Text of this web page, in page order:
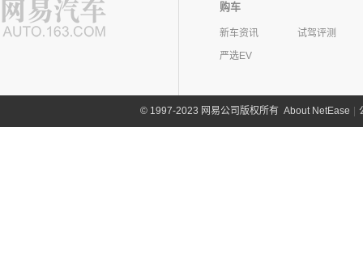
购车
新车资讯
试驾评测
严选EV
©1997-2023 网易公司版权所有 About NetEase